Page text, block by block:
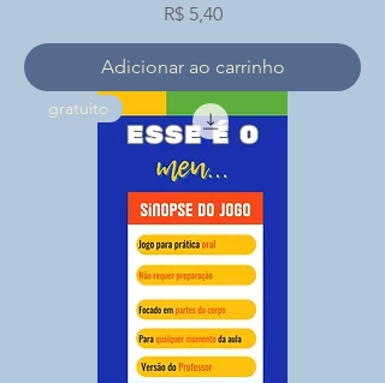
Preço
R$ 5,40
Adicionar ao carrinho
gratuito